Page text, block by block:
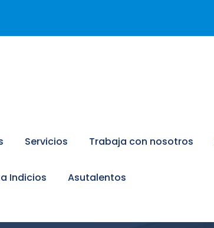
Servicios Trabaja con nosotros
Indicios Asutalentos